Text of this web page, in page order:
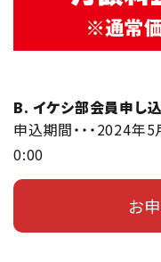
B. イケシ部会員申し
申込期間・・・2024年
0:00
お